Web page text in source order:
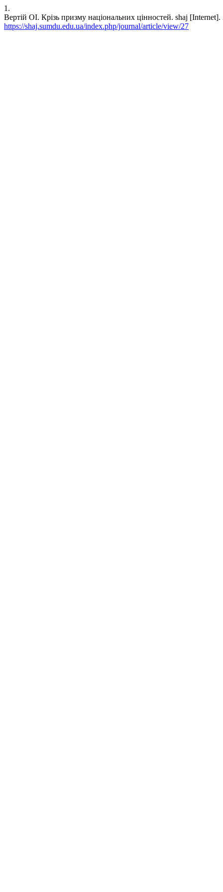
1.
Вертій ОІ. Крізь призму національних цінностей. shaj
https://shaj.sumdu.edu.ua/index.php/journal/article/view/27